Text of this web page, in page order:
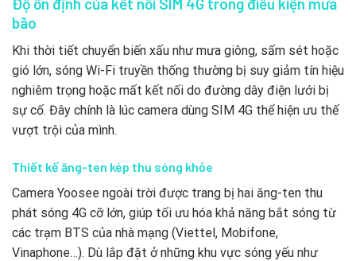
Độ ổn định của kết nối SIM 4G trong điều kiện mưa
bão
Khi thời tiết chuyển biến xấu như mưa giông, sấm sét hoặc
gió lớn, sóng Wi-Fi truyền thống thường bị suy giảm tín hiệu
nghiêm trọng hoặc mất kết nối do đường dây điện lưới bị
sự cố. Đây chính là lúc camera dùng SIM 4G thể hiện ưu thế
vượt trội của mình.
Thiết kế ăng-ten kép thu sóng khỏe
Camera Yoosee ngoài trời được trang bị hai ăng-ten thu
phát sóng 4G cỡ lớn, giúp tối ưu hóa khả năng bắt sóng từ
các trạm BTS của nhà mạng (Viettel, Mobifone,
Vinaphone…). Dù lắp đặt ở những khu vực sóng yếu như